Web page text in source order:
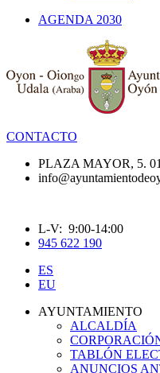
AGENDA 2030
CONTACTO
PLAZA MAYOR, 5.
L-V: 9:00-14:00
945 622 190
ES
EU
AYUNTAMIENTO
ALCALDÍA
TABLÓN
ANUNCIOS